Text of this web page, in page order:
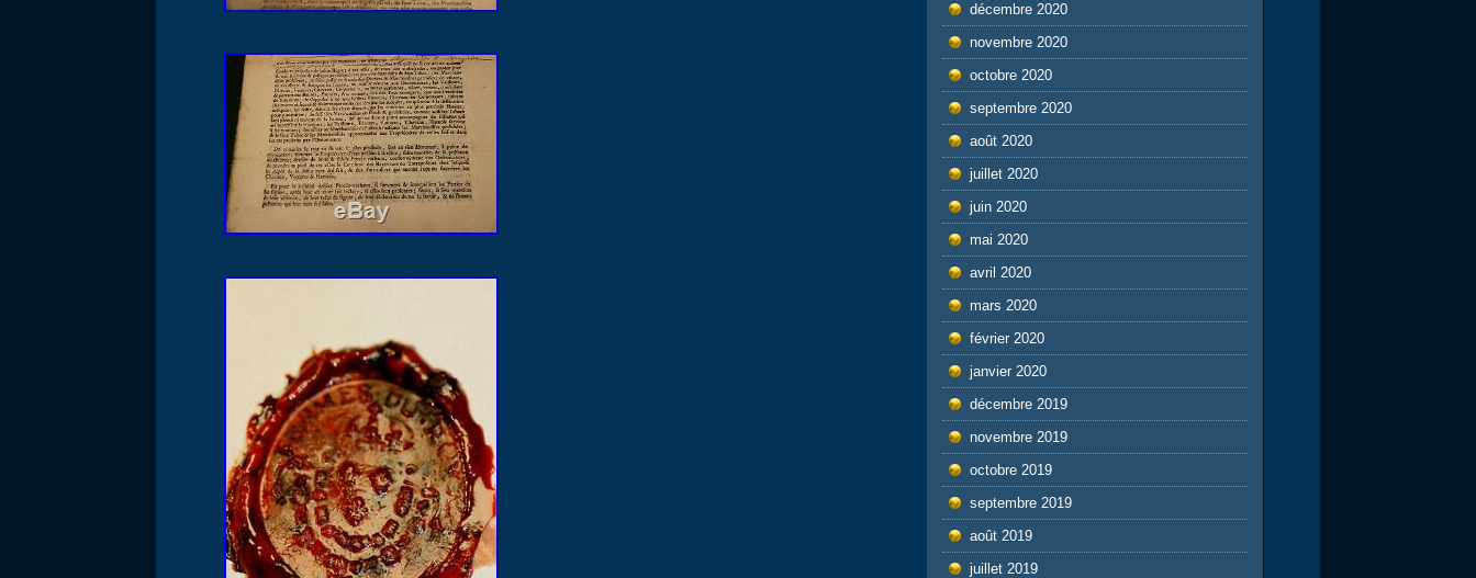
décembre 2020
novembre 2020
octobre 2020
septembre 2020
août 2020
juillet 2020
juin 2020
mai 2020
avril 2020
mars 2020
février 2020
janvier 2020
décembre 2019
novembre 2019
octobre 2019
septembre 2019
août 2019
juillet 2019